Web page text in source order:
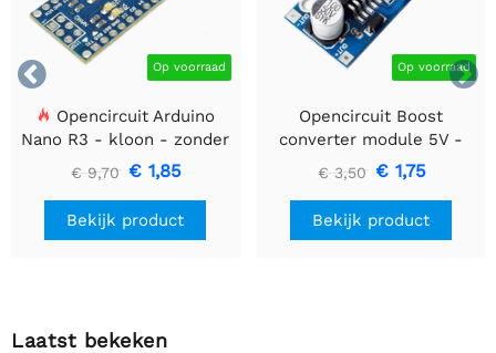

 Op voorraad
Opencircuit Arduino
Nano R3 - kloon - zonder
headers
€ 9,70 € 1,85
Bekijk product
Op voorraad
Opencircuit Boost
converter module 5V -
35V XL6009
€ 3,50 € 1,75
Bekijk product
Laatst bekeken